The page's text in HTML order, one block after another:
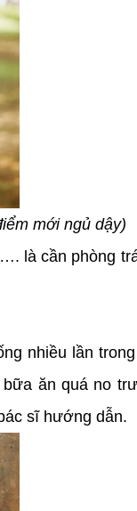
mới ngủ dậy)
là cần phòng
nhiều lần
ăn quá no
sĩ hướng dẫn.